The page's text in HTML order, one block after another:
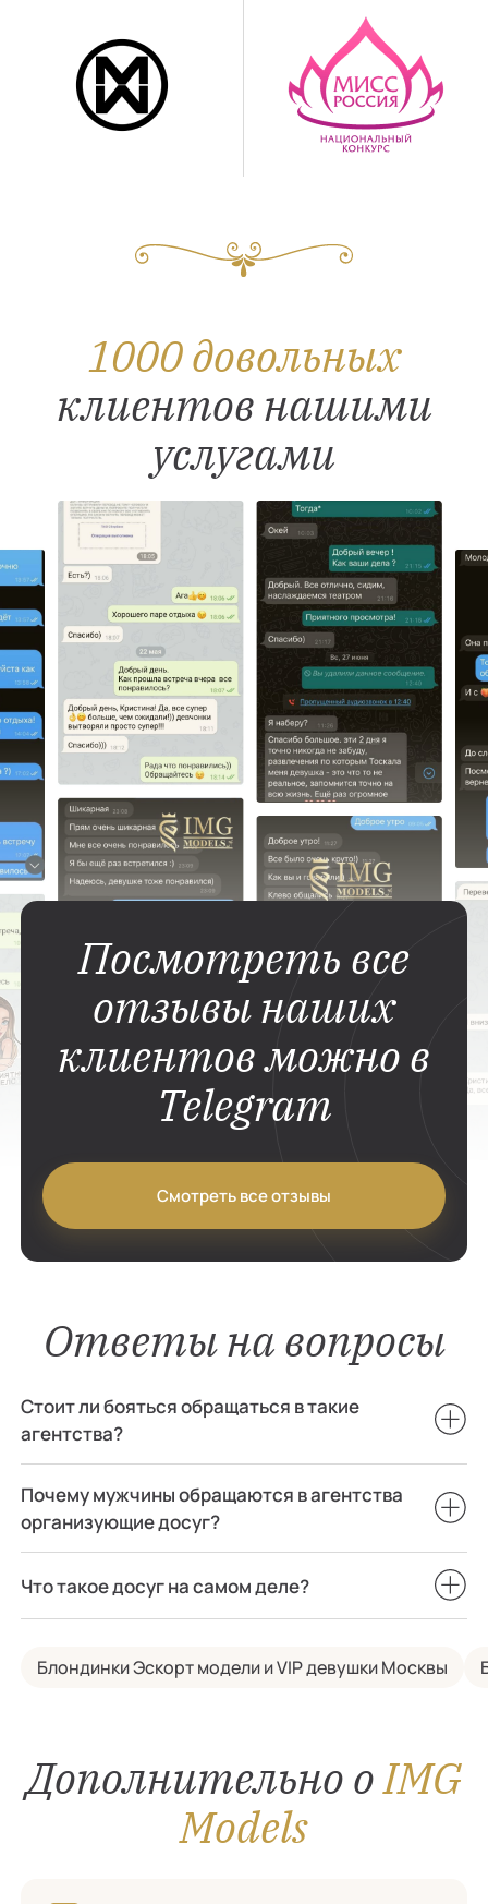
1000 довольных
клиентов нашими
услугами
Посмотреть все
отзывы наших
клиентов можно в
Telegram
Смотреть все отзывы
Ответы на вопросы
Стоит ли бояться обращаться в такие
агентства?
Почему мужчины обращаются в агентства
организующие досуг?
Что такое досуг на самом деле?
Блондинки Эскорт модели и VIP девушки Москвы
Дополнительно оIMG
Models